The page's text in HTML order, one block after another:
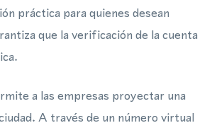
práctica para quienes desean
que la verificación de la cuenta
a las empresas proyectar una
A través de un número virtual